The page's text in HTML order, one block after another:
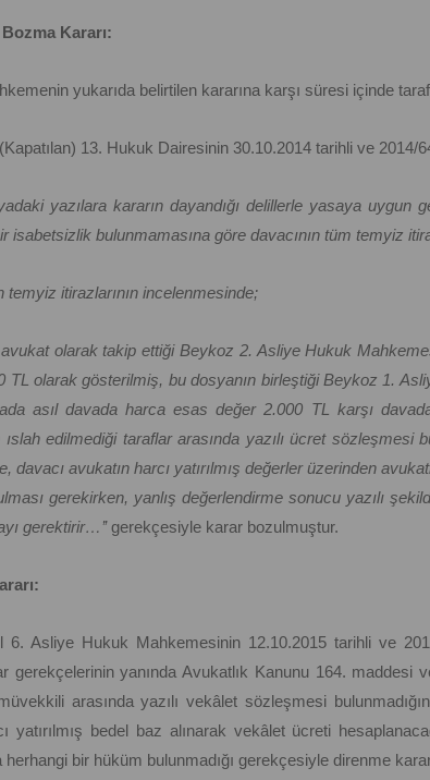
Kararı:
yukarıda belirtilen kararına karşı süresi içinde
13. Hukuk Dairesinin 30.10.2014 tarihli ve 2014/
yazılara kararın dayandığı delillerle yasaya uygun
isabetsizlik bulunmamasına göre davacının tüm temyiz
temyiz itirazlarının incelenmesinde;
avukat olarak takip ettiği Beykoz 2. Asliye Hukuk
TL olarak gösterilmiş, bu dosyanın birleştiği Beykoz 1.
asıl davada harca esas değer 2.000 TL karşı
edilmediği taraflar arasında yazılı ücret sözleşmesi
davacı avukatın harcı yatırılmış değerler üzerinden
gerekirken, yanlış değerlendirme sonucu yazılı
gerektirir…’’gerekçesiyle karar bozulmuştur.
6. Asliye Hukuk Mahkemesinin 12.10.2015 tarihli ve
gerekçelerinin yanında Avukatlık Kanunu 164. maddesi
arasında yazılı vekâlet sözleşmesi
yatırılmış bedel baz alınarak vekâlet ücreti
herhangi bir hüküm bulunmadığı gerekçesiyle direnme